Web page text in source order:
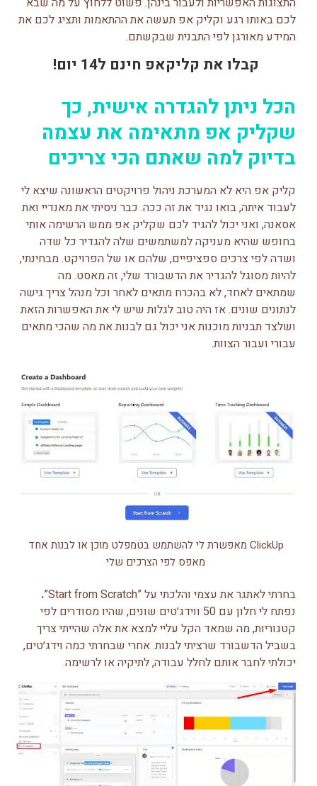
לכם באותו רגע וקליק אפ תעשה את ההתאמות ותציג לכם את
המידע מאורגן לפי התבנית שבקשתם.
קבלו את קליקאפ חינם ל14 יום!
הכל ניתן להגדרה אישית, כך
שקליק אפ מתאימה את עצמה
בדיוק למה שאתם הכי צריכים
קליק אפ היא לא המערכת ניהול פרויקטים הראשונה שיצא לי
לעבוד איתה, בואו נגיד את זה ככה. כבר ניסיתי את מאנדיי ואת
אסאנה, ואני יכול להגיד לכם שקליק אפ ממש הרשימה אותי
בחופש שהיא מעניקה למשתמשים שלה להגדיר כל שדה
ושדה לפי צרכים ספציפיים, שלהם או של הפרויקט. מבחינתי,
להיות מסוגל להגדיר את הדשבורד שלי, זה מאסט. מה
שמתאים לאחד, לא בהכרח מתאים לאחר וכל מנהל צריך גישה
לנתונים שונים. אז היה טוב לגלות שיש לי את האפשרות הזאת
ושלצד תבניות מוכנות אני יכול גם לבנות את מה שהכי מתאים
עבורי ועבור הצוות.
ClickUp מאפשרת לי להשתמש בטמפלט מוכן או לבנות אחד
מאפס לפי הצרכים שלי
בחרתי לאתגר את עצמי והלכתי על ”Start from Scratch”
.
נפתח לי חלון עם 50 ווידג׳טים שונים, שהיו מסודרים לפי
קטגוריות, מה שמאד הקל עליי למצא את אלה שהייתי צריך
בשביל הדשבורד שרציתי לבנות. אחרי שבחרתי כמה וידג׳טים,
יכולתי לחבר אותם לחלל עבודה, לתיקיה או לרשימה.